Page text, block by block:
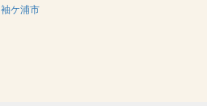
袖ケ浦市